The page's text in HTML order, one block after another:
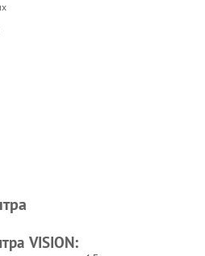
VISION: